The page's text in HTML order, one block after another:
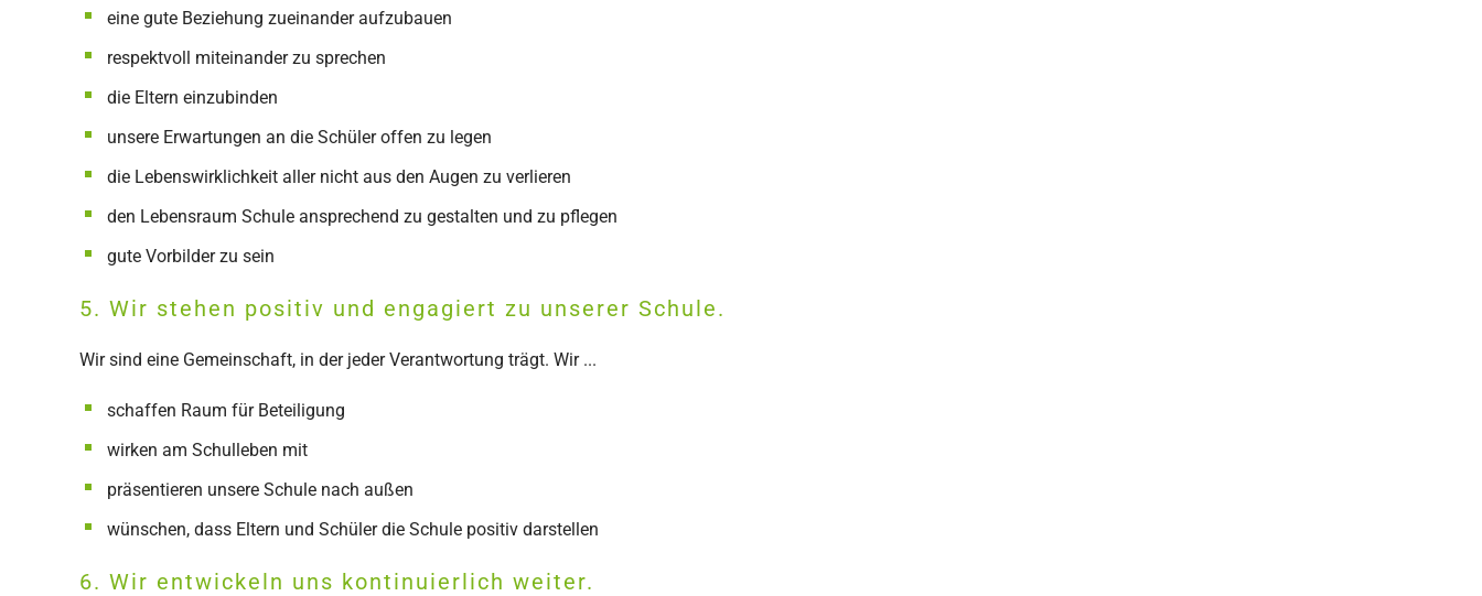
eine gute Beziehung zueinander aufzubauen
respektvoll miteinander zu sprechen
die Eltern einzubinden
unsere Erwartungen an die Schüler offen zu legen
die Lebenswirklichkeit aller nicht aus den Augen zu verlieren
den Lebensraum Schule ansprechend zu gestalten und zu pflegen
gute Vorbilder zu sein
5. Wir stehen positiv und engagiert zu unserer Schule.
Wir sind eine Gemeinschaft, in der jeder Verantwortung trägt. Wir ...
schaffen Raum für Beteiligung
wirken am Schulleben mit
präsentieren unsere Schule nach außen
wünschen, dass Eltern und Schüler die Schule positiv darstellen
6. Wir entwickeln uns kontinuierlich weiter.